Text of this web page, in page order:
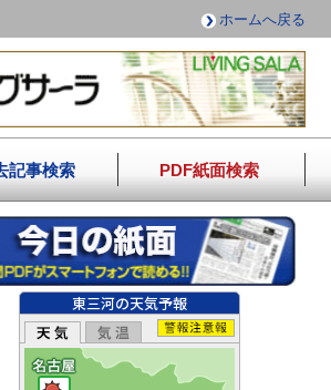
ホームへ戻る
記事検索 PDF紙面検索